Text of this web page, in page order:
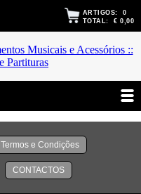
ARTIGOS: 0
TOTAL: € 0,00
Termos e Condições
CONTACTOS